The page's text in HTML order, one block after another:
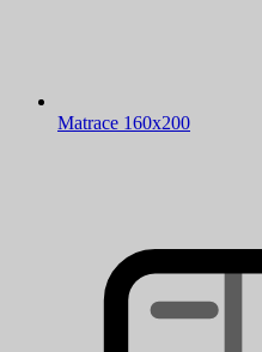
Matrace 160x200